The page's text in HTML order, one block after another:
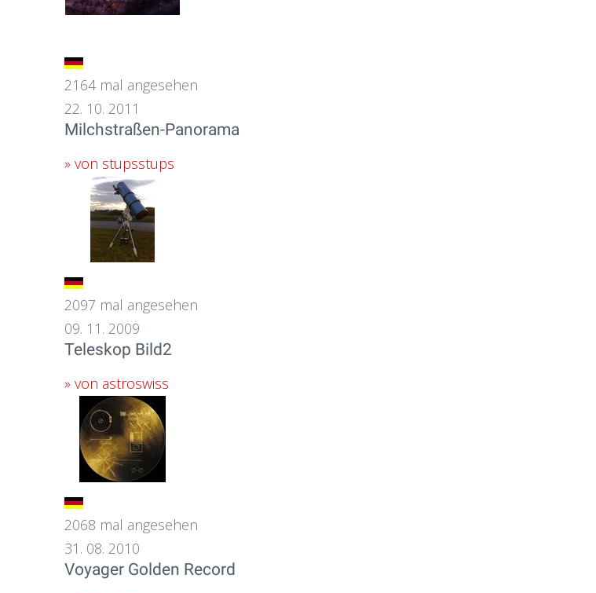
2164 mal angesehen
22. 10. 2011
Milchstraßen-Panorama
» von stupsstups
2097 mal angesehen
09. 11. 2009
Teleskop Bild2
» von astroswiss
2068 mal angesehen
31. 08. 2010
Voyager Golden Record